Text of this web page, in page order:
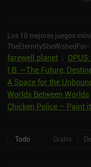
Los 10 mejores juegos
TheEternitySheWishedFor-
farewell planet
I.B. ~The Future,
A Space for the
Worlds Between Worlds
Chicken Police – Paint
Todo Gratis